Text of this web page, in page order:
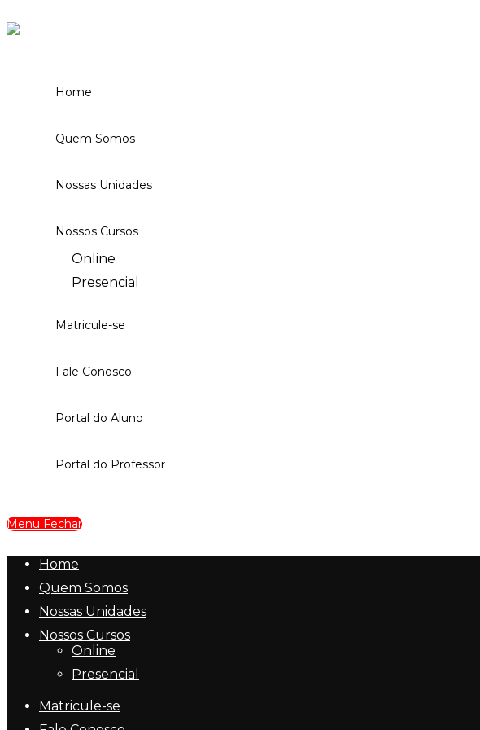
Home
Quem Somos
Nossas Unidades
Nossos Cursos
Online
Presencial
Matricule-se
Fale Conosco
Portal do Aluno
Portal do Professor
Menu Fechar
Home
Quem Somos
Nossas Unidades
Nossos Cursos
Online
Presencial
Matricule-se